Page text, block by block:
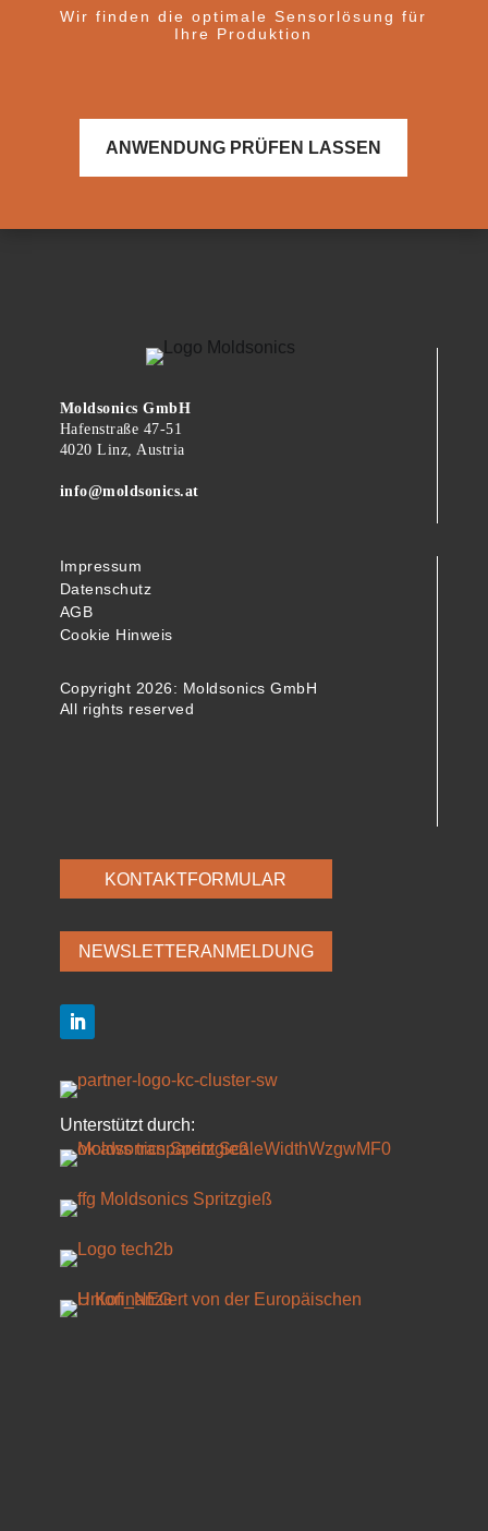
Wir finden die optimale Sensorlösung für
Ihre Produktion
ANWENDUNG PRÜFEN LASSEN
Moldsonics GmbH
Hafenstraße 47-51
4020 Linz, Austria
info@moldsonics.at
Impressum
Datenschutz
AGB
Cookie Hinweis
Copyright 2026: Moldsonics GmbH
All rights reserved
KONTAKTFORMULAR
NEWSLETTERANMELDUNG
Unterstützt durch: